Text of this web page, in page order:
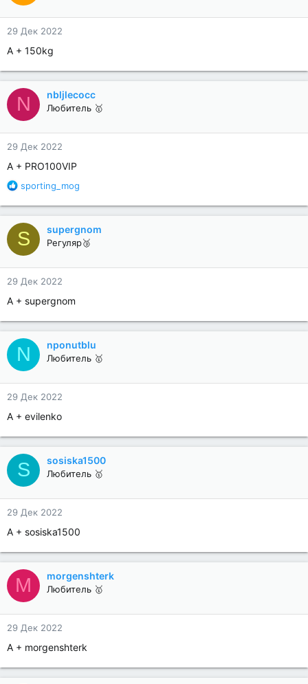
29 Дек 2022
А + 150kg
N nbljlecocc
Любитель 🥇
29 Дек 2022
A + PRO100VIP
Р
а
к
ц
и
и
:
sporting_mog
S supergnom
Регуляр🥉
29 Дек 2022
A + supergnom
N nponutblu
Любитель 🥇
29 Дек 2022
A + evilenko
S sosiska1500
Любитель 🥇
29 Дек 2022
A + sosiska1500
M morgenshterk
Любитель 🥇
29 Дек 2022
A + morgenshterk